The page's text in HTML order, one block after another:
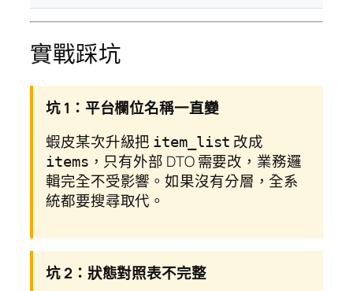
實戰踩坑
坑 1：平台欄位名稱一直變
蝦皮某次升級把 item_list 改成
items ，只有外部 DTO 需要改，業務邏
輯完全不受影響。如果沒有分層，全系
統都要搜尋取代。
坑 2：狀態對照表不完整